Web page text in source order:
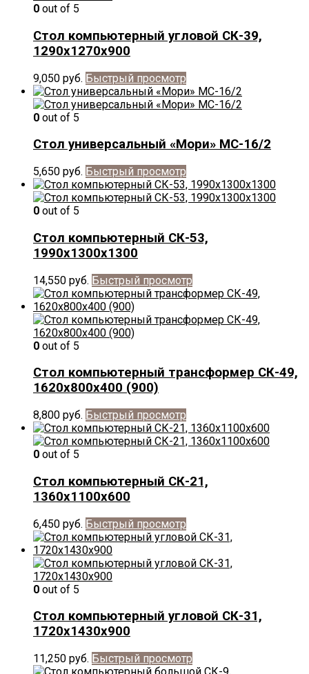
0 out of 5
Стол компьютерный угловой СК-39,
1290х1270х900
9,050 руб. Быстрый просмотр
0 out of 5
Стол универсальный «Мори» МС-16/2
5,650 руб. Быстрый просмотр
0 out of 5
Стол компьютерный СК-53,
1990х1300х1300
14,550 руб. Быстрый просмотр
0 out of 5
Стол компьютерный трансформер СК-49,
1620х800х400 (900)
8,800 руб. Быстрый просмотр
0 out of 5
Стол компьютерный СК-21,
1360х1100х600
6,450 руб. Быстрый просмотр
0 out of 5
Стол компьютерный угловой СК-31,
1720х1430х900
11,250 руб. Быстрый просмотр